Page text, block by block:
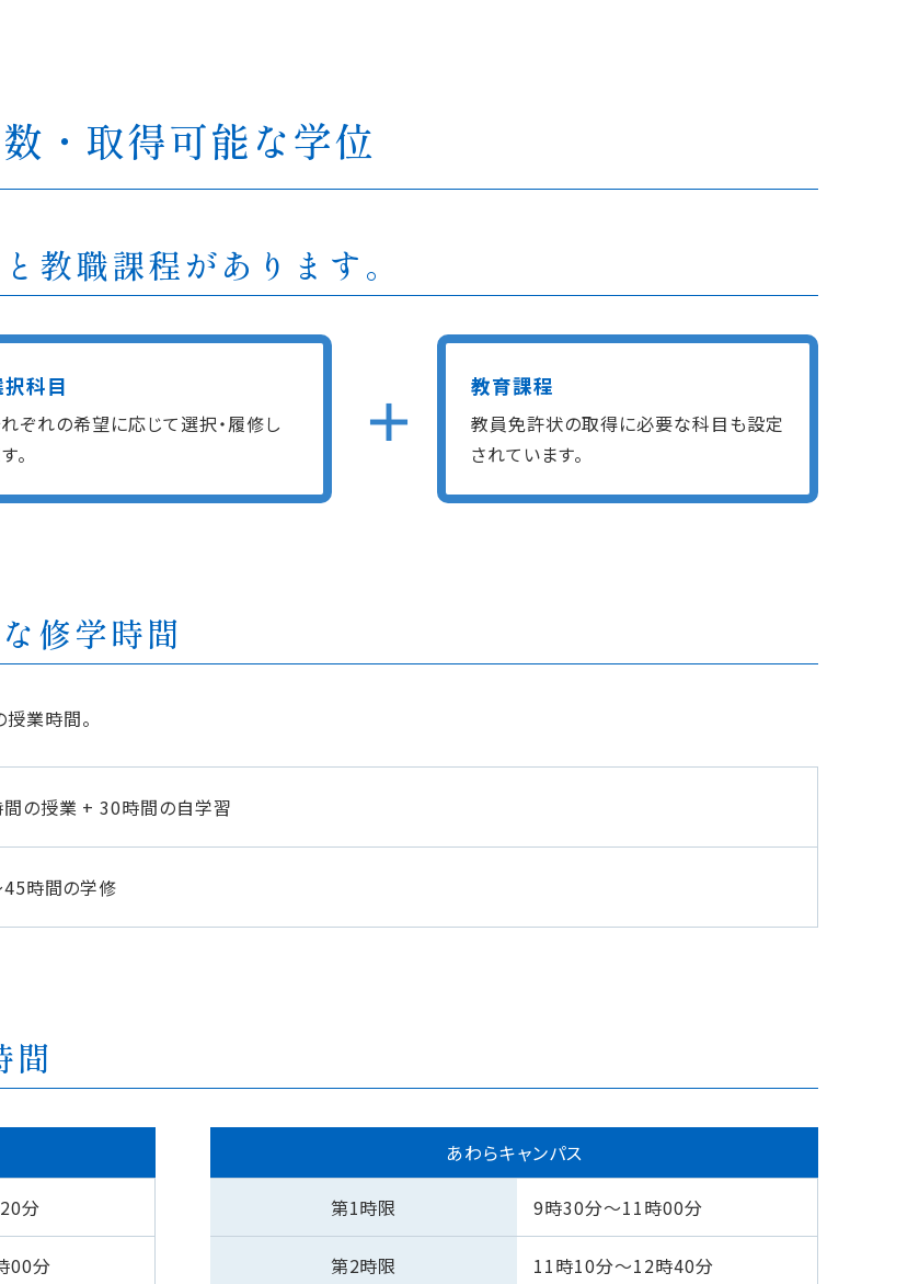
・取得可能な学位
教職課程があります。
科目
ぞれの希望に応じて選択・履修し
。
教育課程
教員免許状の取得に必要な科目も設定
されています。
修学時間
業時間。
の授業 + 30時間の自学習
時間の学修
間
分
00分
あわらキャンパス
第1時限 9時30分〜11時00分
第2時限 11時10分〜12時40分